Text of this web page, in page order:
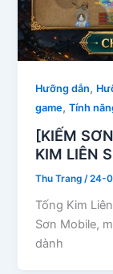
Hưỡng dẫn,
game,Tính
[KIẾM
KIM LIÊN
Thu Trang /24-
Tống Kim
Sơn Mobile,
dành